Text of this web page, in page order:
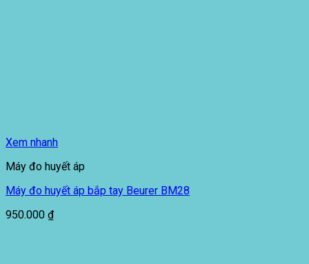
Xem nhanh
Máy đo huyết áp
Máy đo huyết áp bắp tay Beurer BM28
950.000 ₫